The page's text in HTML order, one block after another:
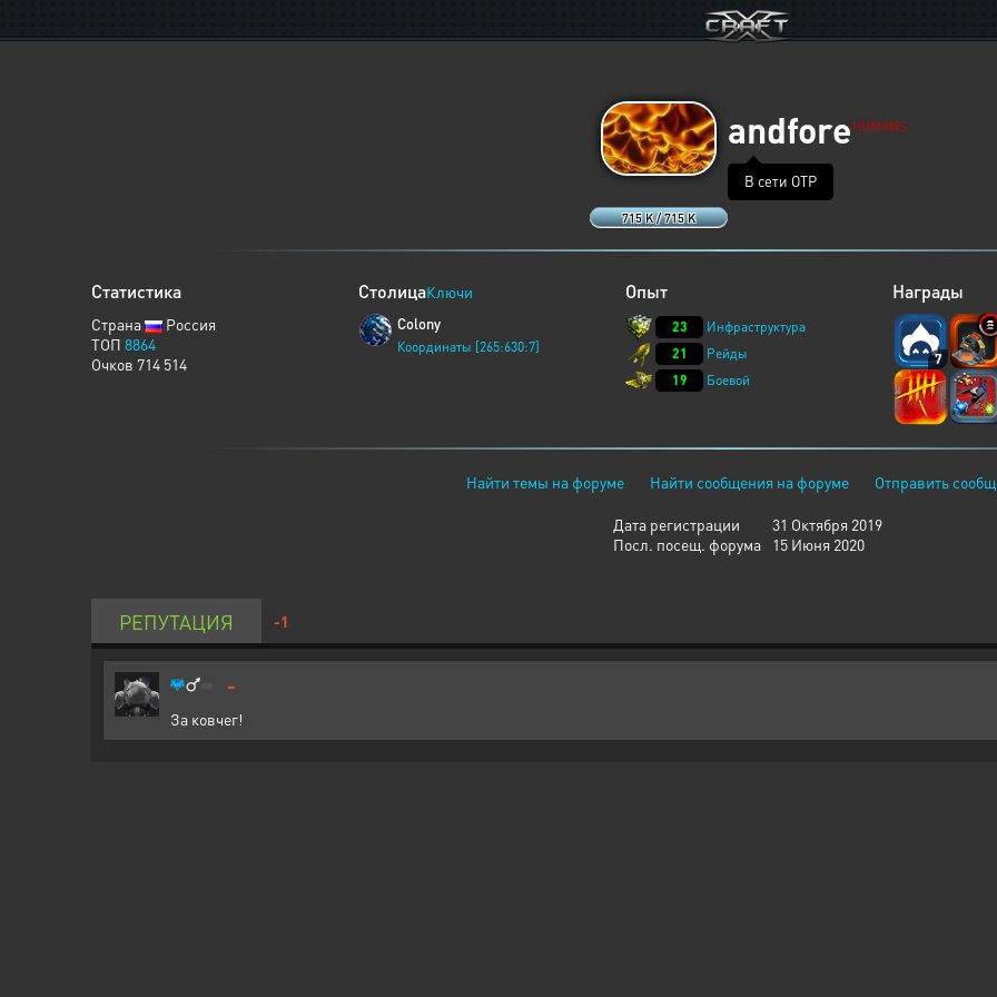
715 K / 715 K
andfore HUMANS
В сети ОТР
Статистика
Страна
Россия
ТОП 8864
Очков 714 514
СтолицаКлючи
Colony
Координаты [265:630:7]
Опыт
23
Инфраструктура
21
Рейды
19
Боевой
Награды
7
Найти темы на форуме Найти сообщения на форуме Отправить
Дата регистрации
31 Октября 2019
Посл. посещ. форума
15 Июня 2020
РЕПУТАЦИЯ -1
-
За ковчег!